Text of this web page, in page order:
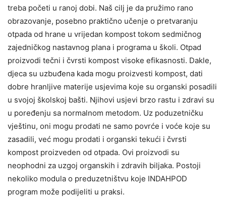
treba početi u ranoj dobi. Naš cilj je da pružimo rano
obrazovanje, posebno praktično učenje o pretvaranju
otpada od hrane u vrijedan kompost tokom sedmičnog
zajedničkog nastavnog plana i programa u školi. Otpad
proizvodi tečni i čvrsti kompost visoke efikasnosti. Dakle,
djeca su uzbuđena kada mogu proizvesti kompost, dati
dobre hranljive materije usjevima koje su organski posadili
u svojoj školskoj bašti. Njihovi usjevi brzo rastu i zdravi su
u poređenju sa normalnom metodom. Uz poduzetničku
vještinu, oni mogu prodati ne samo povrće i voće koje su
zasadili, već mogu prodati i organski tekući i čvrsti
kompost proizveden od otpada. Ovi proizvodi su
neophodni za uzgoj organskih i zdravih biljaka. Postoji
nekoliko modula o preduzetništvu koje INDAHPOD
program može podijeliti u praksi.